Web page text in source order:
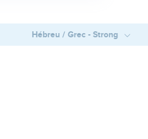
Hébreu / Grec - Strong